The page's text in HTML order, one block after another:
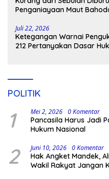
Penganiayaan Maut
Juli 22, 2026
Ketegangan Warnai
212 Pertanyakan Dasar
POLITIK
1 Mei 2, 2026 0 Komentar
Pancasila Harus Jadi
Hukum Nasional
2 Juni 10, 2026 0 Komentar
Hak Angket Mandek,
Wakil Rakyat Jangan